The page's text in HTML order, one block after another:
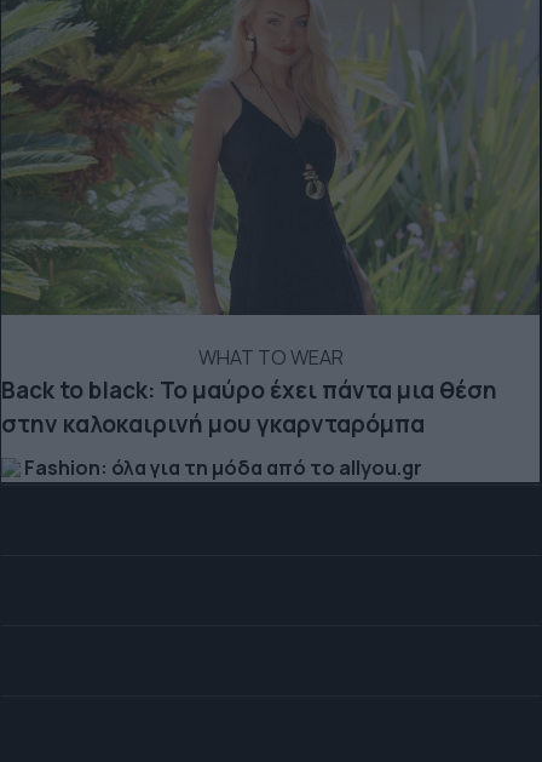
WHAT TO WEAR
Back to black: Το μαύρο έχει πάντα μια θέση
στην καλοκαιρινή μου γκαρνταρόμπα
Fashion: όλα για τη μόδα από το allyou.gr